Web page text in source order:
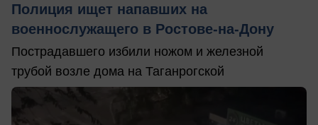
Полиция ищет напавших на
военнослужащего в Ростове-на-Дону
Пострадавшего избили ножом и железной
трубой возле дома на Таганрогской